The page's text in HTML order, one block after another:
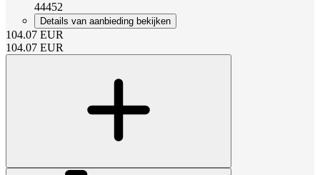
44452
Details van aanbieding bekijken
104.07 EUR
104.07 EUR